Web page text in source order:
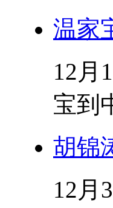
温家
12月
宝到
胡锦
12月